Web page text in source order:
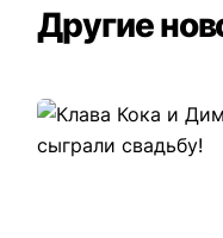
Другие